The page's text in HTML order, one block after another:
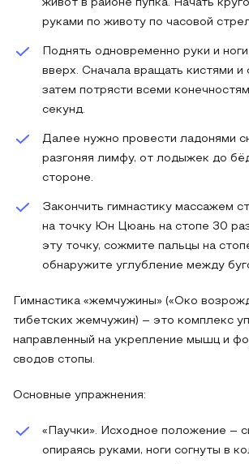
живот в районе пупка. Начать
руками по животу по часовой
Поднять одновременно руки и
вверх. Сначала вращать кистями и
затем потрясти всеми
секунд.
Далее нужно провести ладонями
разгоняя лимфу, от лодыжек до
стороне.
Закончить гимнастику массажем
на точку Юн Цюань на стопе 30
эту точку, сожмите пальцы на
обнаружите углубление между
Гимнастика «жемчужины» («Око
тибетских жемчужин) – это комплекс
направленный на укрепление мышц и
сводов стопы.
Основные упражнения:
«Паучки». Исходное положение –
опираясь руками, ноги согнуты в